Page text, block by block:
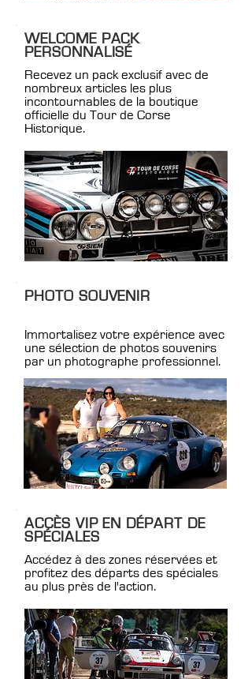
WELCOME PACK
PERSONNALISÉ
Recevez un pack exclusif avec de
nombreux articles les plus
incontournables de la boutique
officielle du Tour de Corse
Historique.
PHOTO SOUVENIR
Immortalisez votre expérience avec
une sélection de photos souvenirs
par un photographe professionnel.
ACCÈS VIP EN DÉPART DE
SPÉCIALES
Accédez à des zones réservées et
profitez des départs des spéciales
au plus près de l'action.